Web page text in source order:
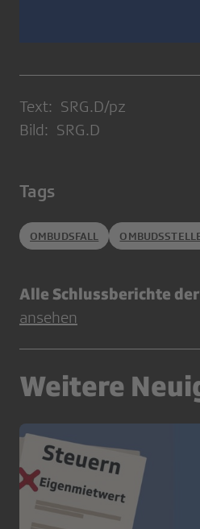
Text: SRG.D/pz
Bild: SRG.D
Tags
OMBUDSFALL
Alle Schlussberichte
ansehen
Weitere